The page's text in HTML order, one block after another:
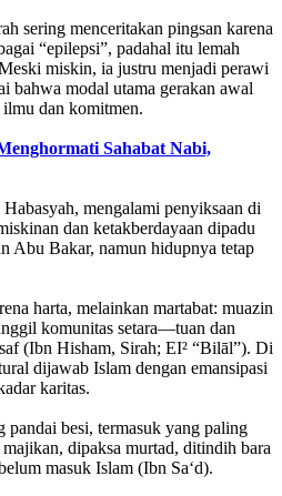
sering menceritakan pingsan karena
“epilepsi”, padahal itu lemah
miskin, ia justru menjadi perawi
bahwa modal utama gerakan awal
dan komitmen.
Sahabat Nabi,
mengalami penyiksaan di
dan ketakberdayaan dipadu
Abu Bakar, namun hidupnya tetap
harta, melainkan martabat: muazin
komunitas setara—tuan dan
(Ibn Hisham, Sirah; EI² “Bilāl”). Di
dijawab Islam dengan emansipasi
karitas.
besi, termasuk yang paling
dipaksa murtad, ditindih bara
masuk Islam (Ibn Sa‘d).